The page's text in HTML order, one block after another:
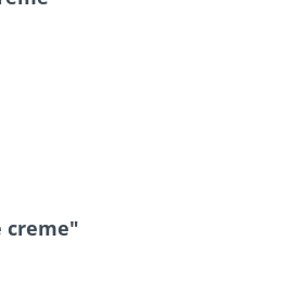
creme"